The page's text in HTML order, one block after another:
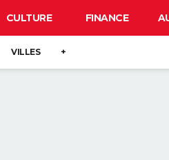
CULTURE FINANCE
VILLES +